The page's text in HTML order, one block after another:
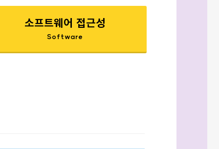
소프트웨어 접근성
Software